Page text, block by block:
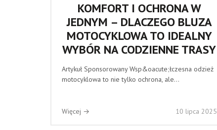
KOMFORT I OCHRONA W
JEDNYM – DLACZEGO BLUZA
MOTOCYKLOWA TO IDEALNY
WYBÓR NA CODZIENNE TRASY
Artykuł Sponsorowany Wsp&oacute;łczesna odzież
motocyklowa to nie tylko ochrona, ale...
Więcej → 10 lipca 2025